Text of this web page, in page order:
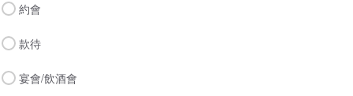
約會
款待
宴會/飲酒會